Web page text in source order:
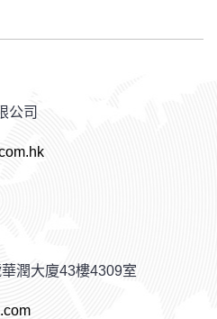
公司
潤大廈43樓4309室